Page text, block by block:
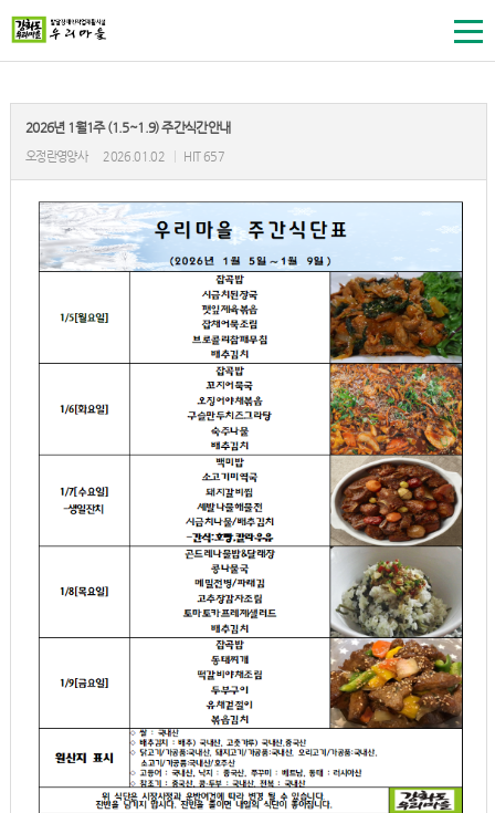
2026년 1월1주 (1.5~1.9) 주간식간안내
오정란영양사 2026.01.02 HIT 657